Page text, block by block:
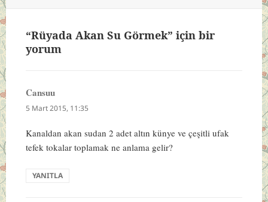
“Rüyada Akan Su Görmek” için bir
yorum
Cansuudedi
ki:
5 Mart 2015, 11:35
Kanaldan akan sudan 2 adet altın künye ve çeşitli ufak
tefek tokalar toplamak ne anlama gelir?
YANITLA